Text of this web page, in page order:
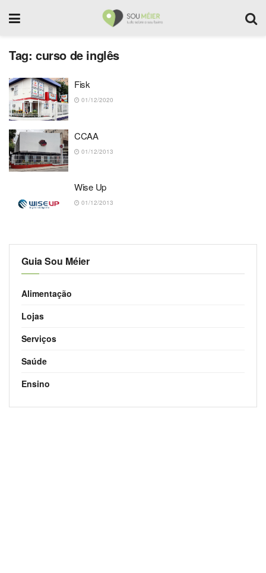
Tag: curso de inglês
Fisk
01/12/2020
CCAA
01/12/2013
Wise Up
01/12/2013
Guia Sou Méier
Alimentação
Lojas
Serviços
Saúde
Ensino